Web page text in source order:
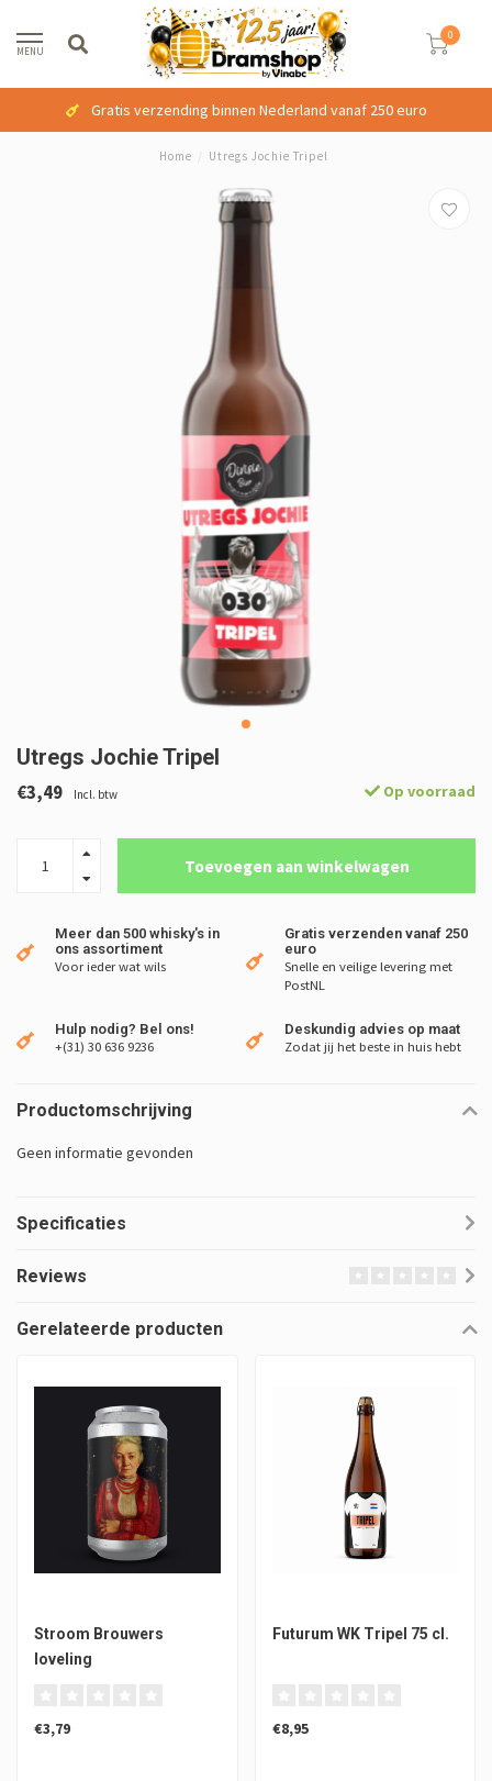
MENU
0
Gratis verzending binnen Nederland vanaf 250 euro
Home Utregs Jochie Tripel
Utregs Jochie Tripel
€3,49 Incl. btw Op voorraad
Toevoegen aan winkelwagen
Meer dan 500 whisky's in
ons assortiment
Voor ieder wat wils
Gratis verzenden vanaf 250
euro
Snelle en veilige levering met
PostNL
Hulp nodig? Bel ons!
+(31) 30 636 9236
Deskundig advies op maat
Zodat jij het beste in huis hebt
Productomschrijving
Geen informatie gevonden
Specificaties
Reviews
Gerelateerde producten
Stroom Brouwers
loveling
€3,79
Futurum WK Tripel 75 cl.
€8,95